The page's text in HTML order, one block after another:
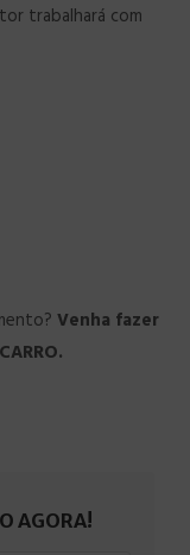
trabalhará com
Venha fazer
AGORA!